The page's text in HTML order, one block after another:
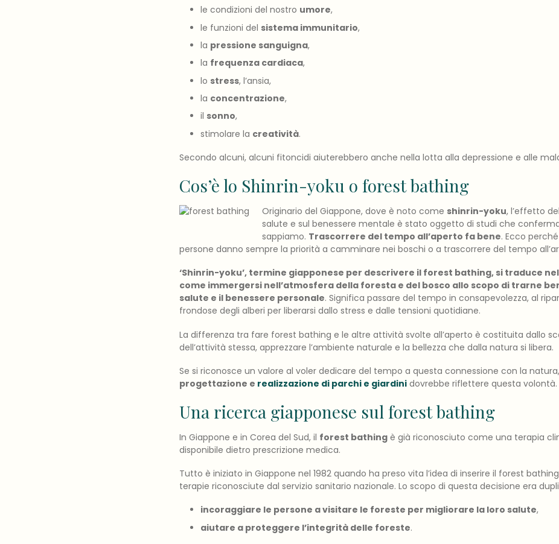
le condizioni del nostro umore,
le funzioni del sistema immunitario,
la pressione sanguigna,
la frequenza cardiaca,
lo stress, l’ansia,
la concentrazione,
il sonno,
stimolare la creatività.
Secondo alcuni, alcuni fitoncidi aiuterebbero anche nella lotta alla depressione e alle
Cos’è lo Shinrin-yoku o forest bathing
Originario del Giappone, dove è noto come shinrin-yoku, l’effetto
salute e sul benessere mentale è stato oggetto di studi che
sappiamo. Trascorrere del tempo all’aperto fa bene. Ecco
persone danno sempre la priorità a camminare nei boschi o a trascorrere del tempo
‘Shinrin-yoku’, termine giapponese per descrivere il forest bathing, si traduce
come immergersi nell’atmosfera della foresta e del bosco allo scopo di trarne
salute e il benessere personale. Significa passare del tempo in consapevolezza, al
frondose degli alberi per liberarsi dallo stress e dalle tensioni quotidiane.
La differenza tra fare forest bathing e le altre attività svolte all’aperto è costituita dallo
dell’attività stessa, apprezzare l’ambiente naturale e la bellezza che dalla natura si libera.
Se si riconosce un valore al voler dedicare del tempo a questa connessione con la
progettazione e realizzazione di parchi e giardini dovrebbe riflettere questa volontà.
Una ricerca giapponese sul forest bathing
In Giappone e in Corea del Sud, il forest bathing è già riconosciuto come una terapia
disponibile dietro prescrizione medica.
Tutto è iniziato in Giappone nel 1982 quando ha preso vita l’idea di inserire il forest
terapie riconosciute dal servizio sanitario nazionale. Lo scopo di questa decisione era
incoraggiare le persone a visitare le foreste per migliorare la loro salute,
aiutare a proteggere l’integrità delle foreste.